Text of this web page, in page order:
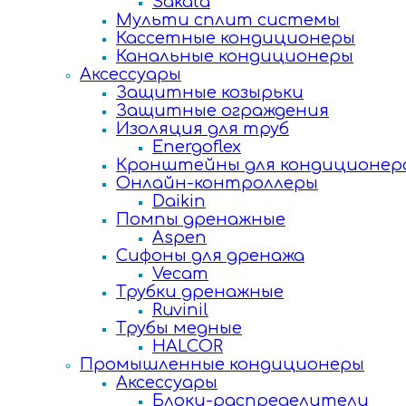
Мульти сплит системы
Кассетные кондиционеры
Канальные кондиционеры
Аксессуары
Защитные козырьки
Защитные ограждения
Изоляция для труб
Energoflex
Кронштейны для
Онлайн-контроллеры
Daikin
Помпы дренажные
Aspen
Сифоны для дренажа
Vecam
Трубки дренажные
Ruvinil
Трубы медные
HALCOR
Промышленные кондиционеры
Аксессуары
Блоки-распределители